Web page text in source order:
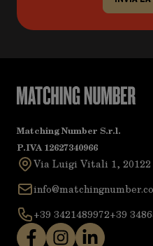
Matching Number S.r.l.
P.IVA 12627340966
Via Luigi Vitali 1,
+39 3421489972+39